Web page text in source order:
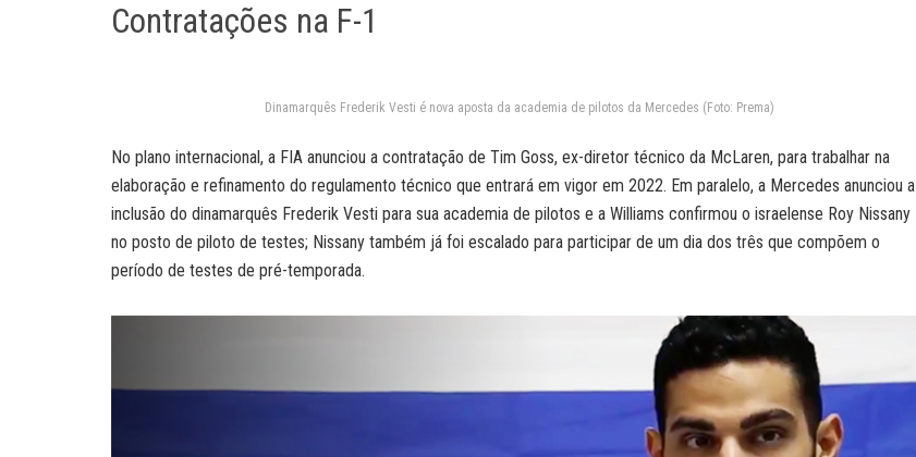
Contratações na F-1
Dinamarquês Frederik Vesti é nova aposta da academia de pilotos da Mercedes (Foto: Prema)
No plano internacional, a FIA anunciou a contratação de Tim Goss, ex-diretor técnico da McLaren, para trabalhar na
elaboração e refinamento do regulamento técnico que entrará em vigor em 2022. Em paralelo, a Mercedes anunciou a
inclusão do dinamarquês Frederik Vesti para sua academia de pilotos e a Williams confirmou o israelense Roy Nissany
no posto de piloto de testes; Nissany também já foi escalado para participar de um dia dos três que compõem o
período de testes de pré-temporada.